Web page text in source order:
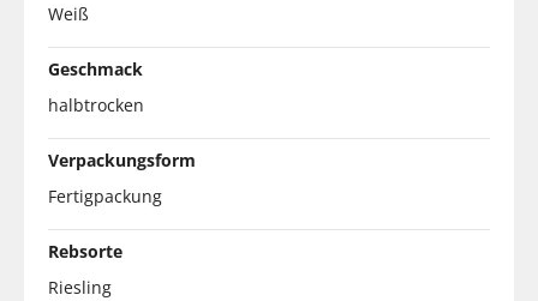
Weiß
Geschmack
halbtrocken
Verpackungsform
Fertigpackung
Rebsorte
Riesling